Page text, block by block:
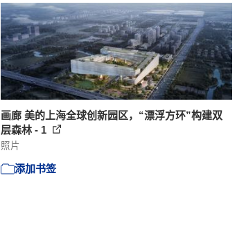
画廊 美的上海全球创新园区，“漂浮方环”构建双
层森林 - 1
照片
添加书签